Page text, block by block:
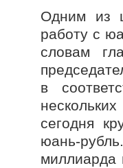
Одним из
работу с
словам
в
сегодня
юань-
миллиарда